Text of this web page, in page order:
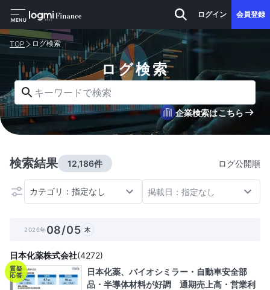
MENU
ログイン 会員登録
TOP ログ検索
ログ検索
企業検索はこちら
検索結果 12,186件 ログ公開順
カテゴリ：指定なし 掲載日：指定なし
2026年08/05 木
質疑
応答
日本化薬株式会社(4272)
日本化薬、バイオシミラー・自動車安全部
品・半導体材料が好調 通期売上高・営業利